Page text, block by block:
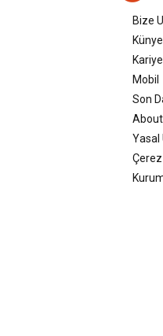
Bize
Künye
Mobil
Son
About
Yasal
Çerez